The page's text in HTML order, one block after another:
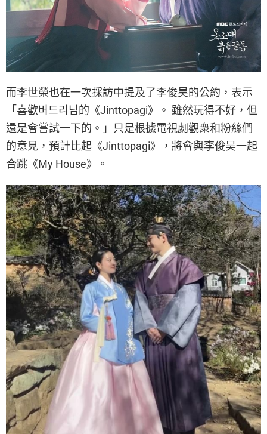
而李世榮也在一次採訪中提及了李俊昊的公約，表示
「喜歡버드리님的《Jinttopagi》。 雖然玩得不好，但
還是會嘗試一下的。」只是根據電視劇觀衆和粉絲們
的意見，預計比起《Jinttopagi》，將會與李俊昊一起
合跳《My House》。